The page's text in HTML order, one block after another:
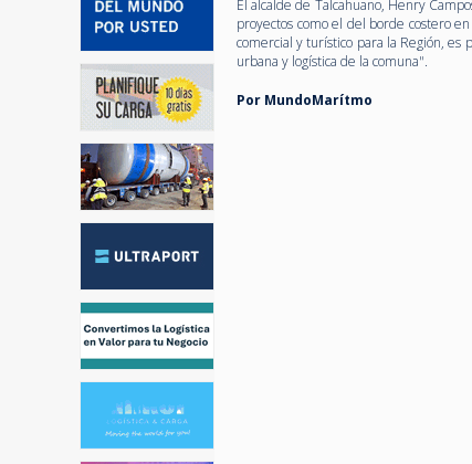
El alcalde de Talcahuano, Henry
proyectos como el del borde costero
comercial y turístico para la Región, es
urbana y logística de la comuna".
Por MundoMarítmo